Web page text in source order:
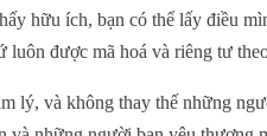
hữu ích, bạn có thể lấy điều
luôn được mã hoá và riêng tư
lý, và không thay thế những